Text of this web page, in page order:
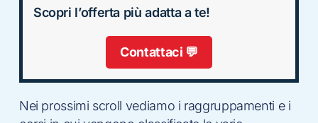
Scopri l’offerta più adatta a te!
Contattaci 💬
Nei prossimi scroll vediamo i raggruppamenti e i